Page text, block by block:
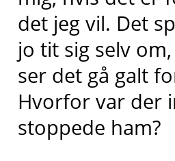
det jeg vil. Det
jo tit sig selv
ser det gå galt
Hvorfor var der
stoppede ham?